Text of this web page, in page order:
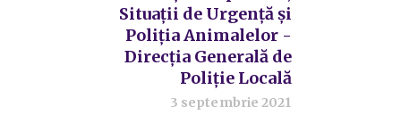
Situații de Urgență și
Poliția Animalelor -
Direcția Generală de
Poliție Locală
3 septembrie 2021